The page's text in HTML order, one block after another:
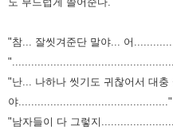
"참... 잘씻겨준단 말야... 어
"난... 나하나 씻기도 귀찮어서 대충
야..............................................."
"남자들이 다 그렇지